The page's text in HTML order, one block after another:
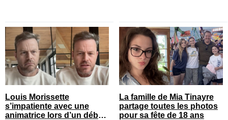
Louis Morissette
s’impatiente avec une
animatrice lors d’un débat
La famille de Mia Tinayre
partage toutes les photos
pour sa fête de 18 ans